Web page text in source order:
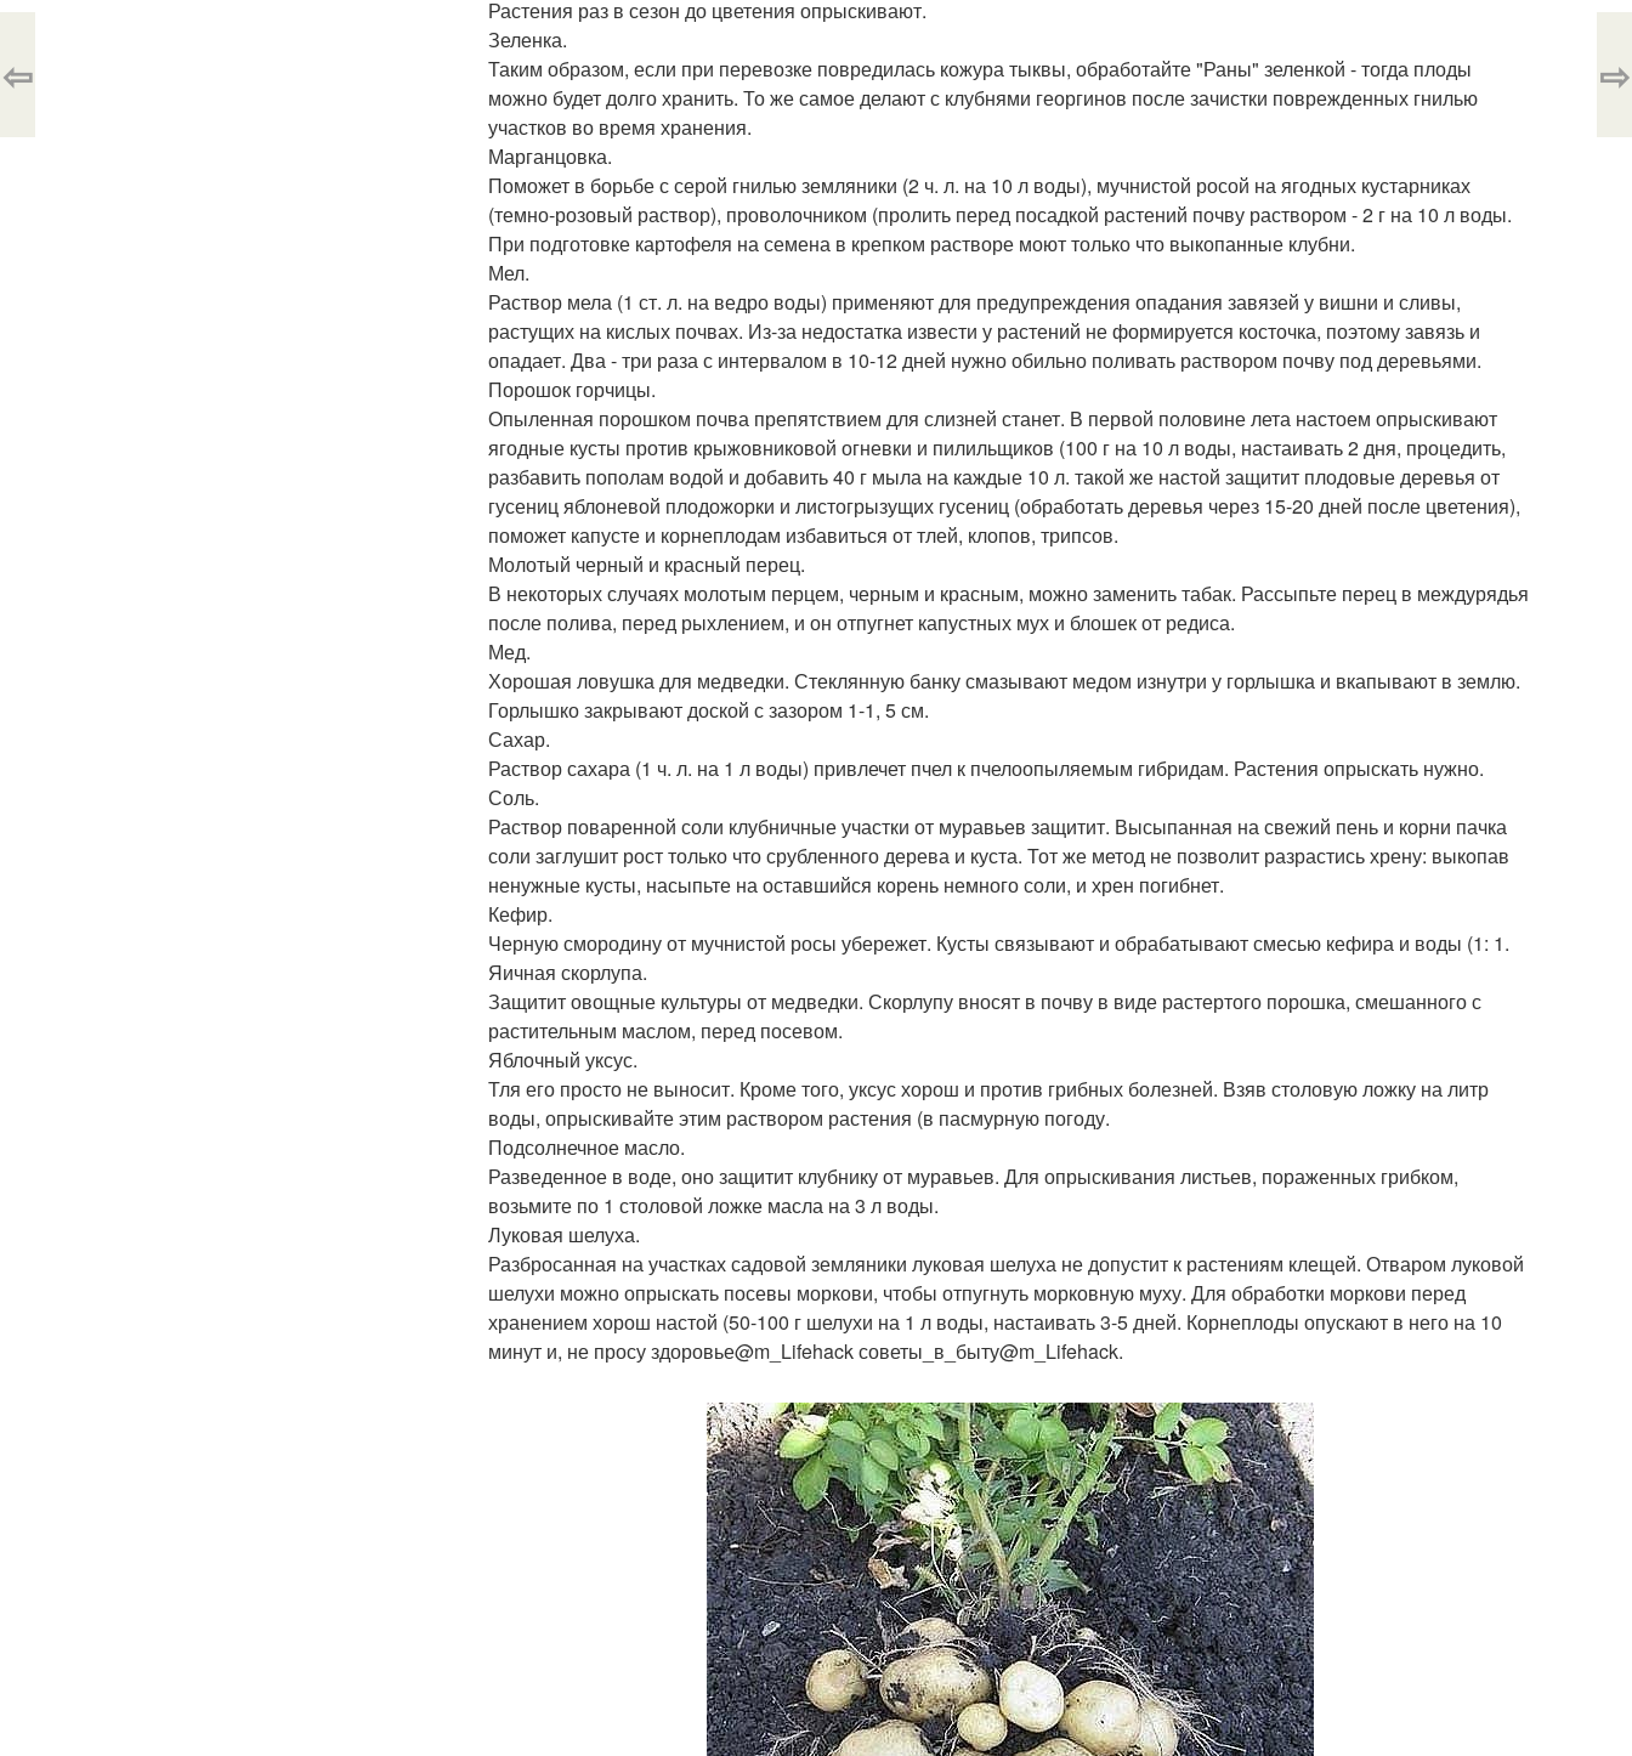
Растения раз в сезон до цветения опрыскивают.
Зеленка.
Таким образом, если при перевозке повредилась кожура тыквы, обработайте "Раны" зеленкой - тогда плоды
можно будет долго хранить. То же самое делают с клубнями георгинов после зачистки поврежденных гнилью
участков во время хранения.
Марганцовка.
Поможет в борьбе с серой гнилью земляники (2 ч. л. на 10 л воды), мучнистой росой на ягодных кустарниках
(темно-розовый раствор), проволочником (пролить перед посадкой растений почву раствором - 2 г на 10 л воды.
При подготовке картофеля на семена в крепком растворе моют только что выкопанные клубни.
Мел.
Раствор мела (1 ст. л. на ведро воды) применяют для предупреждения опадания завязей у вишни и сливы,
растущих на кислых почвах. Из-за недостатка извести у растений не формируется косточка, поэтому завязь и
опадает. Два - три раза с интервалом в 10-12 дней нужно обильно поливать раствором почву под деревьями.
Порошок горчицы.
Опыленная порошком почва препятствием для слизней станет. В первой половине лета настоем опрыскивают
ягодные кусты против крыжовниковой огневки и пилильщиков (100 г на 10 л воды, настаивать 2 дня, процедить,
разбавить пополам водой и добавить 40 г мыла на каждые 10 л. такой же настой защитит плодовые деревья от
гусениц яблоневой плодожорки и листогрызущих гусениц (обработать деревья через 15-20 дней после цветения),
поможет капусте и корнеплодам избавиться от тлей, клопов, трипсов.
Молотый черный и красный перец.
В некоторых случаях молотым перцем, черным и красным, можно заменить табак. Рассыпьте перец в междурядья
после полива, перед рыхлением, и он отпугнет капустных мух и блошек от редиса.
Мед.
Хорошая ловушка для медведки. Стеклянную банку смазывают медом изнутри у горлышка и вкапывают в землю.
Горлышко закрывают доской с зазором 1-1, 5 см.
Сахар.
Раствор сахара (1 ч. л. на 1 л воды) привлечет пчел к пчелоопыляемым гибридам. Растения опрыскать нужно.
Соль.
Раствор поваренной соли клубничные участки от муравьев защитит. Высыпанная на свежий пень и корни пачка
соли заглушит рост только что срубленного дерева и куста. Тот же метод не позволит разрастись хрену: выкопав
ненужные кусты, насыпьте на оставшийся корень немного соли, и хрен погибнет.
Кефир.
Черную смородину от мучнистой росы убережет. Кусты связывают и обрабатывают смесью кефира и воды (1: 1.
Яичная скорлупа.
Защитит овощные культуры от медведки. Скорлупу вносят в почву в виде растертого порошка, смешанного с
растительным маслом, перед посевом.
Яблочный уксус.
Тля его просто не выносит. Кроме того, уксус хорош и против грибных болезней. Взяв столовую ложку на литр
воды, опрыскивайте этим раствором растения (в пасмурную погоду.
Подсолнечное масло.
Разведенное в воде, оно защитит клубнику от муравьев. Для опрыскивания листьев, пораженных грибком,
возьмите по 1 столовой ложке масла на 3 л воды.
Луковая шелуха.
Разбросанная на участках садовой земляники луковая шелуха не допустит к растениям клещей. Отваром луковой
шелухи можно опрыскать посевы моркови, чтобы отпугнуть морковную муху. Для обработки моркови перед
хранением хорош настой (50-100 г шелухи на 1 л воды, настаивать 3-5 дней. Корнеплоды опускают в него на 10
минут и, не просу здоровье@m_Lifehack советы_в_быту@m_Lifehack.
⇦ ⇨